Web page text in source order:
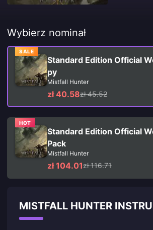
Wybierz nominał
SALE
Standard Edition Official
py
Mistfall Hunter
zł 40.58zł 45.52
HOT
Standard Edition Official
Pack
Mistfall Hunter
zł 104.01zł 116.71
MISTFALL HUNTER